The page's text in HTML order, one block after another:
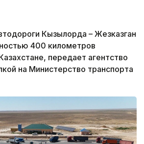
Кызылорда – Жезказган
400 километров
передает агентство
на Министерство транспорта